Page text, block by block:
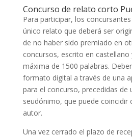
Concurso de relato corto
Para participar, los
único relato que deberá ser
de no haber sido premiado en
concursos, escrito en
máxima de 1500 palabras.
formato digital a través de una
para el concurso, precedidas de
seudónimo, que puede coincidir
autor.
Una vez cerrado el plazo de